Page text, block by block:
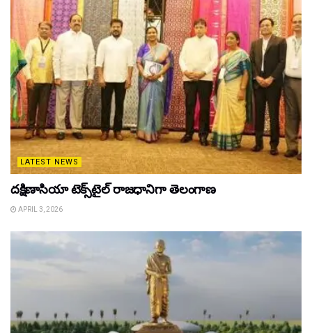
LATEST NEWS
దక్షిణాసియా టెక్స్‌టైల్ రాజధానిగా తెలంగాణ
APRIL 3, 2026